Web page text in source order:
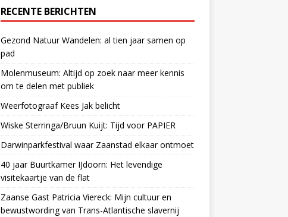
RECENTE BERICHTEN
Gezond Natuur Wandelen: al tien jaar samen op
pad
Molenmuseum: Altijd op zoek naar meer kennis
om te delen met publiek
Weerfotograaf Kees Jak belicht
Wiske Sterringa/Bruun Kuijt: Tijd voor PAPIER
Darwinparkfestival waar Zaanstad elkaar ontmoet
40 jaar Buurtkamer IJdoorn: Het levendige
visitekaartje van de flat
Zaanse Gast Patricia Viereck: Mijn cultuur en
bewustwording van Trans-Atlantische slavernij